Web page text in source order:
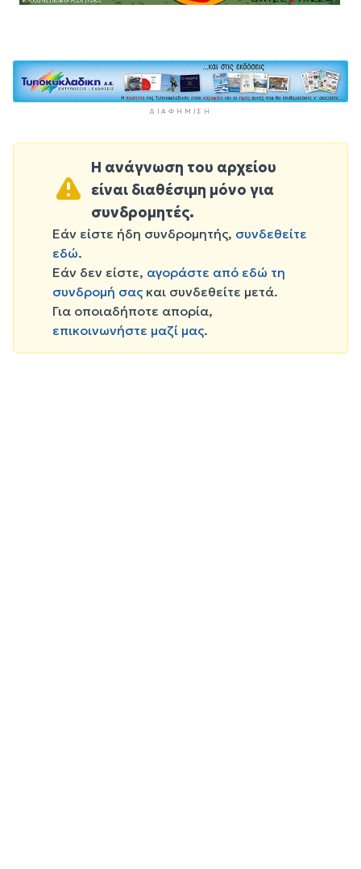
ΔΙΑΦΉΜΙΣΗ
Η ανάγνωση του αρχείου
είναι διαθέσιμη μόνο για
συνδρομητές.
Εάν είστε ήδη συνδρομητής, συνδεθείτε
εδώ.
Εάν δεν είστε, αγοράστε από εδώ τη
συνδρομή σας και συνδεθείτε μετά.
Για οποιαδήποτε απορία,
επικοινωνήστε μαζί μας.